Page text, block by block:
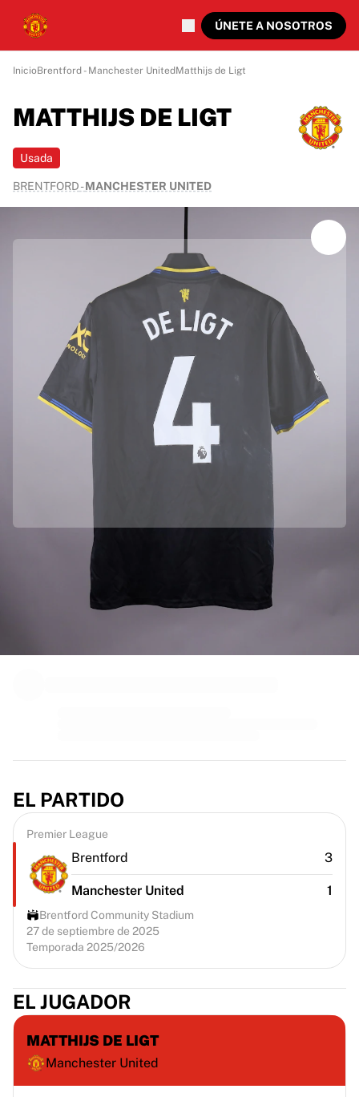
ÚNETE A NOSOTROS
InicioBrentford - Manchester UnitedMatthijs de Ligt
MATTHIJS DE LIGT
Usada
BRENTFORD-MANCHESTER UNITED
Oficialmente asociado con Manchester United
Hemos recogido este producto directamente de Manchester United
para garantizar su autenticidad.
EL PARTIDO
Premier League
Brentford 3
Manchester United 1
Brentford Community Stadium
27 de septiembre de 2025
Temporada 2025/2026
EL JUGADOR
MATTHIJS DE LIGT
Manchester United